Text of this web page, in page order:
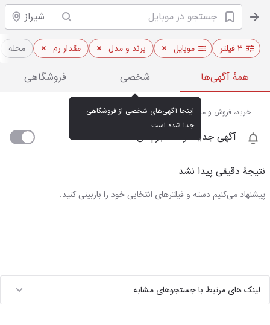
شیراز
۳ فیلتر موبایل برند و مدل مقدار رم محله
همهٔ آگهی‌ها شخصی فروشگاهی
جدا شده است.
خرید، فروش و مشاهده قیمت روز موبایل در شیراز
آگهی جدید اومد خبرم کن
نتیجهٔ دقیقی پیدا نشد
پیشنهاد می‌کنیم دسته و فیلترهای انتخابی خود را بازبینی کنید.
لینک های مرتبط با جستجوهای مشابه